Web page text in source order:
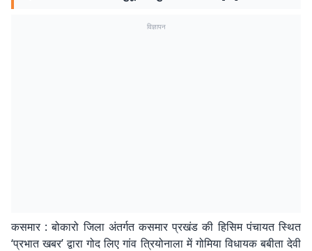
विज्ञापन
कसमार : बोकारो जिला अंतर्गत कसमार प्रखंड की हिसिम पंचायत स्थित
‘प्रभात खबर’ द्वारा गोद लिए गांव त्रियोनाला में गोमिया विधायक बबीता देवी